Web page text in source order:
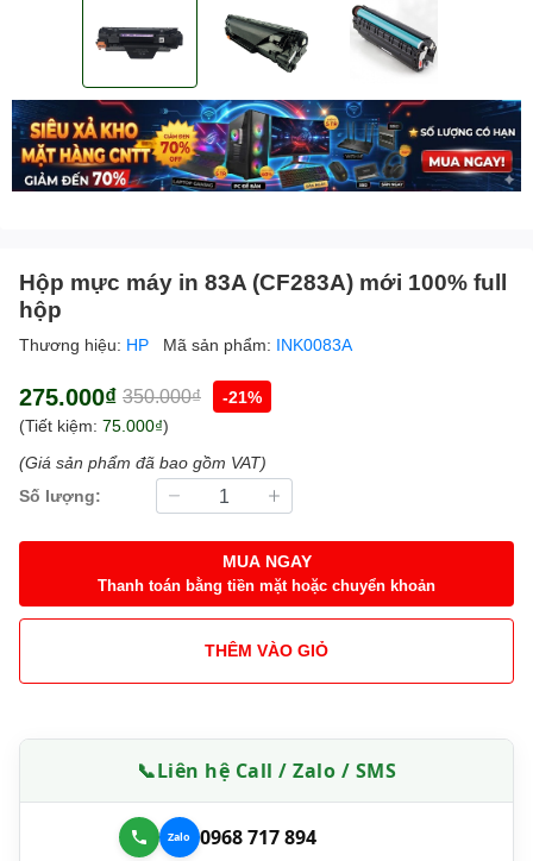
Hộp mực máy in 83A (CF283A) mới 100% full
hộp
Thương hiệu: HP Mã sản phẩm: INK0083A
275.000₫ 350.000₫
-21%
(Tiết kiệm: 75.000₫)
(Giá sản phẩm đã bao gồm VAT)
Số lượng:
MUA NGAY
Thanh toán bằng tiền mặt hoặc chuyển khoản
THÊM VÀO GIỎ
📞Liên hệ Call / Zalo / SMS
0968 717 894